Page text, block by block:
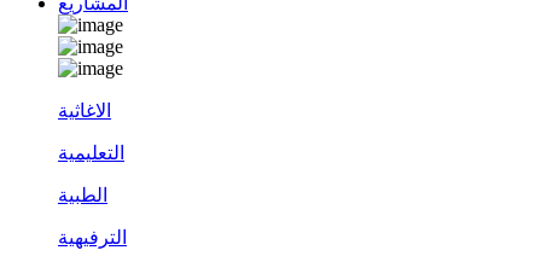
الاغاثية
التعليمية
الطبية
الترفيهية